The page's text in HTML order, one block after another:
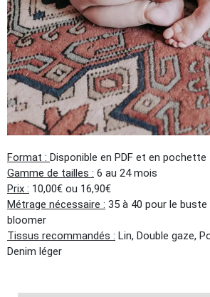
Format : Disponible en PDF et en pochette
Gamme de tailles : 6 au 24 mois
Prix : 10,00€ ou 16,90€
Métrage nécessaire : 35 à 40 pour le
bloomer
Tissus recommandés : Lin, Double gaze,
Denim léger